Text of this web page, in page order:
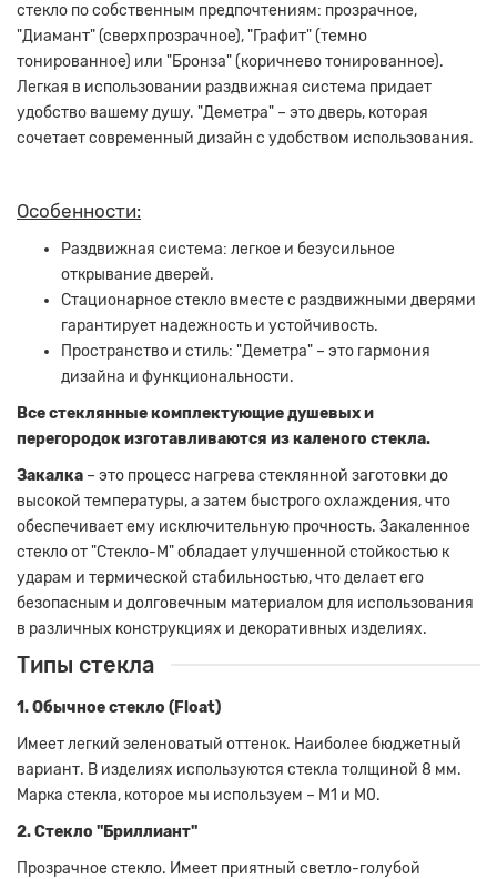
стекло по собственным предпочтениям: прозрачное,
"Диамант" (сверхпрозрачное), "Графит" (темно
тонированное) или "Бронза" (коричнево тонированное).
Легкая в использовании раздвижная система придает
удобство вашему душу. "Деметра" – это дверь, которая
сочетает современный дизайн с удобством использования.
Особенности:
Раздвижная система: легкое и безусильное
открывание дверей.
Стационарное стекло вместе с раздвижными дверями
гарантирует надежность и устойчивость.
Пространство и стиль: "Деметра" – это гармония
дизайна и функциональности.
Все стеклянные комплектующие душевых и
перегородок изготавливаются из каленого стекла.
Закалка – это процесс нагрева стеклянной заготовки до
высокой температуры, а затем быстрого охлаждения, что
обеспечивает ему исключительную прочность. Закаленное
стекло от "Стекло-М" обладает улучшенной стойкостью к
ударам и термической стабильностью, что делает его
безопасным и долговечным материалом для использования
в различных конструкциях и декоративных изделиях.
Типы стекла
1. Обычное стекло (Float)
Имеет легкий зеленоватый оттенок. Наиболее бюджетный
вариант. В изделиях используются стекла толщиной 8 мм.
Марка стекла, которое мы используем – М1 и М0.
2. Стекло "Бриллиант"
Прозрачное стекло. Имеет приятный светло-голубой